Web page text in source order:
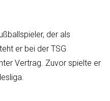
der als
er bei der TSG
Vertrag. Zuvor spielte er